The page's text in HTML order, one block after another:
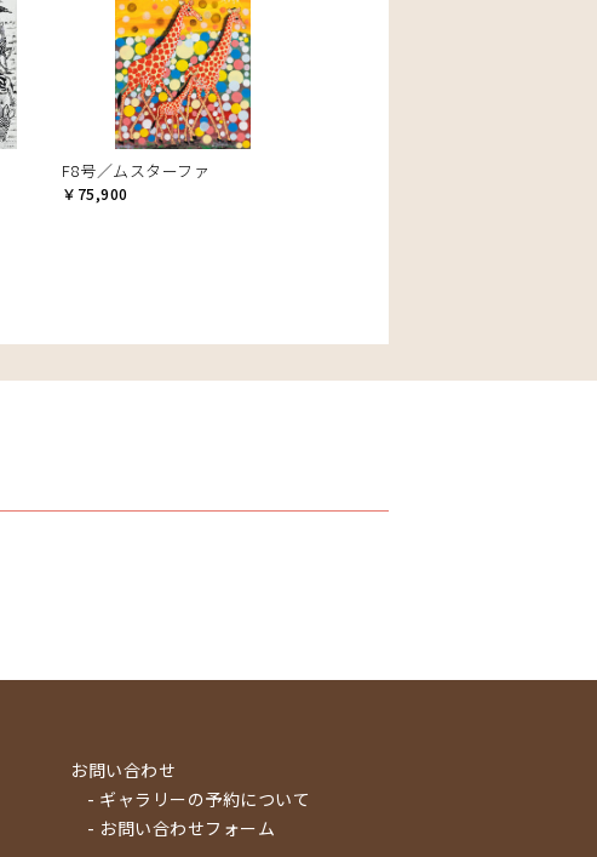
F8号／ムスターファ
￥75,900
お問い合わせ
- ギャラリーの予約について
- お問い合わせフォーム